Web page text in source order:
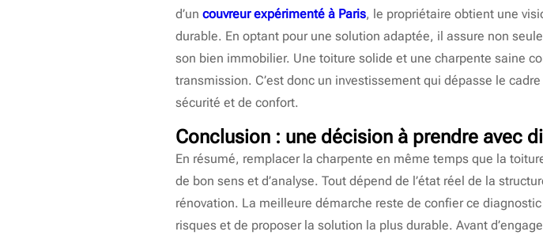
d’un couvreur expérimenté à Paris, le propriétaire obtient une
durable. En optant pour une solution adaptée, il assure non
son bien immobilier. Une toiture solide et une charpente saine
transmission. C’est donc un investissement qui dépasse le
sécurité et de confort.
Conclusion : une décision à prendre avec
En résumé, remplacer la charpente en même temps que la
de bon sens et d’analyse. Tout dépend de l’état réel de la
rénovation. La meilleure démarche reste de confier ce
risques et de proposer la solution la plus durable. Avant